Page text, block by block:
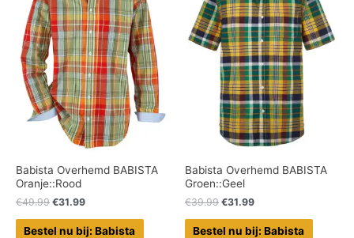
Babista Overhemd BABISTA
Oranje::Rood
€49.99 €31.99
Bestel nu bij: Babista
Babista Overhemd BABISTA
Groen::Geel
€39.99 €31.99
Bestel nu bij: Babista